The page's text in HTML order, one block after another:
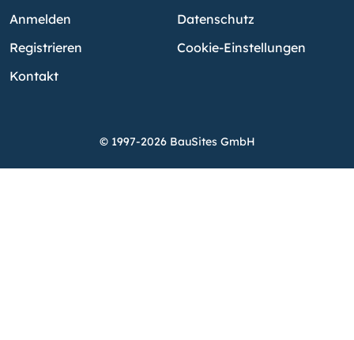
Anmelden
Registrieren
Kontakt
Datenschutz
Cookie-Einstellungen
© 1997-2026 BauSites GmbH